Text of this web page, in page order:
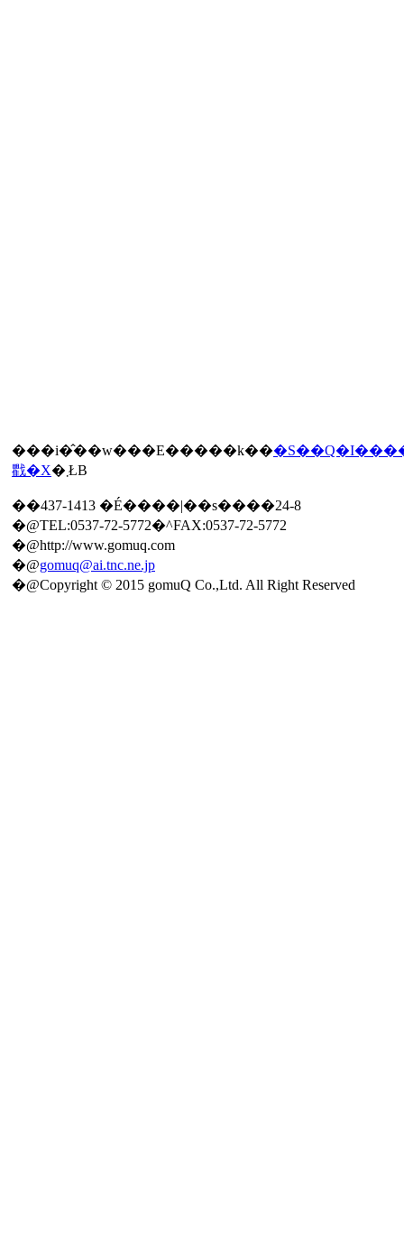
���i�̂��w���E�����k��
戵�X
�܂ŁB
��437-1413 �É����|��s����24-8
�@TEL:0537-72-5772�^FAX:0537-72-5772
�@http://www.gomuq.com
�@gomuq@ai.tnc.ne.jp
�@Copyright © 2015 gomuQ Co.,Ltd. All Right Reserved